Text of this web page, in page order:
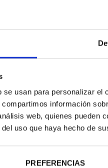
usan para personalizar
información
web, quienes pueden
uso que haya hecho de
PREFERENCIAS
-